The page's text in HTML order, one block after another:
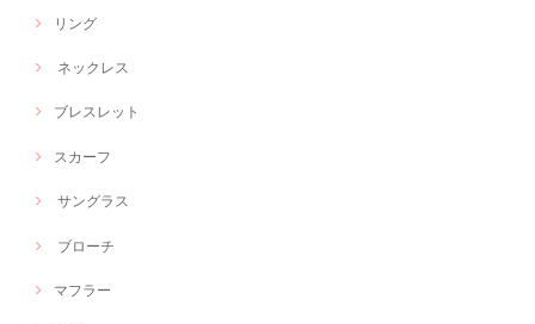
リング
ネックレス
ブレスレット
スカーフ
サングラス
ブローチ
マフラー